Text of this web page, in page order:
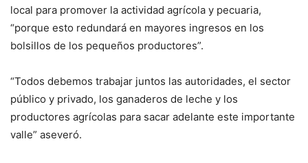
local para promover la actividad agrícola y pecuaria,
“porque esto redundará en mayores ingresos en los
bolsillos de los pequeños productores”.
“Todos debemos trabajar juntos las autoridades, el sector
público y privado, los ganaderos de leche y los
productores agrícolas para sacar adelante este importante
valle” aseveró.